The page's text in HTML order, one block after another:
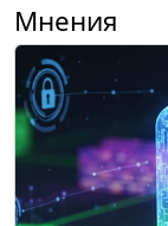
Мнения